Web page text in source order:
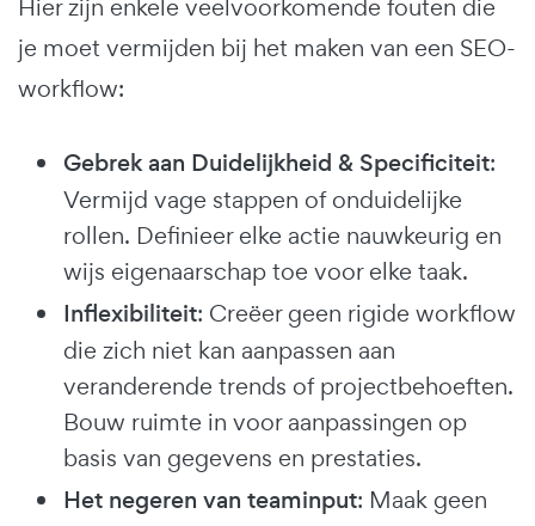
Hier zijn enkele veelvoorkomende fouten die
je moet vermijden bij het maken van een SEO-
workflow:
Gebrek aan Duidelijkheid & Specificiteit:
Vermijd vage stappen of onduidelijke
rollen. Definieer elke actie nauwkeurig en
wijs eigenaarschap toe voor elke taak.
Inflexibiliteit: Creëer geen rigide workflow
die zich niet kan aanpassen aan
veranderende trends of projectbehoeften.
Bouw ruimte in voor aanpassingen op
basis van gegevens en prestaties.
Het negeren van teaminput: Maak geen